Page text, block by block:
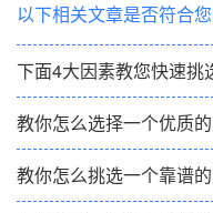
以下相关文章是否符合
下面4大因素教您快速挑
教你怎么选择一个优质
教你怎么挑选一个靠谱